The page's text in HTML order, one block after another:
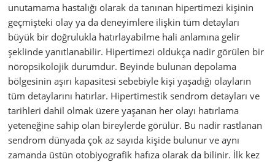
unutamama hastalığı olarak da tanınan hipertimezi kişinin
geçmişteki olay ya da deneyimlere ilişkin tüm detayları
büyük bir doğrulukla hatırlayabilme hali anlamına gelir
şeklinde yanıtlanabilir. Hipertimezi oldukça nadir görülen bir
nöropsikolojik durumdur. Beyinde bulunan depolama
bölgesinin aşırı kapasitesi sebebiyle kişi yaşadığı olayların
tüm detaylarını hatırlar. Hipertimestik sendrom detayları ve
tarihleri dahil olmak üzere yaşanan her olayı hatırlama
yeteneğine sahip olan bireylerde görülür. Bu nadir rastlanan
sendrom dünyada çok az sayıda kişide bulunur ve aynı
zamanda üstün otobiyografik hafıza olarak da bilinir. İlk kez